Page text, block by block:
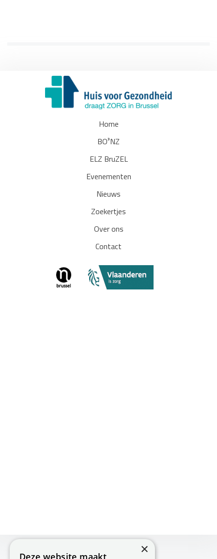
Home
BO³NZ
ELZ BruZEL
Evenementen
Nieuws
Zoekertjes
Over ons
Contact
×
Deze website maakt